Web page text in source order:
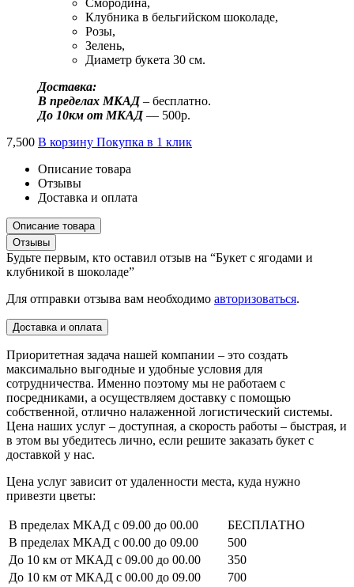
Смородина,
Клубника в бельгийском шоколаде,
Розы,
Зелень,
Диаметр букета 30 см.
Доставка:
В пределах МКАД– бесплатно.
До 10км от МКАД— 500р.
7,500 В корзину Покупка в 1 клик
Описание товара
Отзывы
Доставка и оплата
Описание товара
Отзывы
Будьте первым, кто оставил отзыв на “Букет с ягодами и
клубникой в шоколаде”
Для отправки отзыва вам необходимо авторизоваться.
Доставка и оплата
Приоритетная задача нашей компании – это создать
максимально выгодные и удобные условия для
сотрудничества. Именно поэтому мы не работаем с
посредниками, а осуществляем доставку с помощью
собственной, отлично налаженной логистический системы.
Цена наших услуг – доступная, а скорость работы – быстрая, и
в этом вы убедитесь лично, если решите заказать букет с
доставкой у нас.
Цена услуг зависит от удаленности места, куда нужно
привезти цветы:
В пределах МКАД с 09.00 до 00.00
БЕСПЛАТНО
В пределах МКАД с 00.00 до 09.00
500
До 10 км от МКАД с 09.00 до 00.00
350
До 10 км от МКАД с 00.00 до 09.00
700